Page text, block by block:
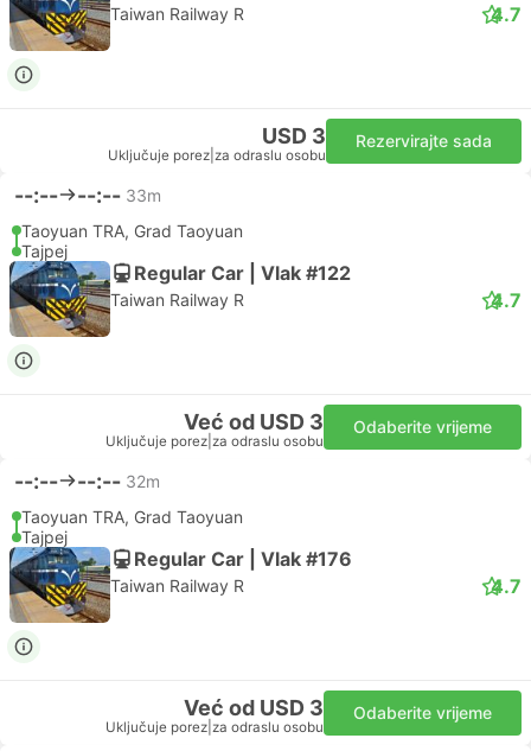
Taiwan Railway R 4.7
USD 3
Uključuje porez za odraslu osobu
Rezervirajte sada
--:-- --:-- 33m
Taoyuan TRA, Grad Taoyuan
Tajpej
Regular Car | Vlak #122
Taiwan Railway R 4.7
Već od USD 3
Uključuje porez za odraslu osobu
Odaberite vrijeme
--:-- --:-- 32m
Taoyuan TRA, Grad Taoyuan
Tajpej
Regular Car | Vlak #176
Taiwan Railway R 4.7
Već od USD 3
Uključuje porez za odraslu osobu
Odaberite vrijeme